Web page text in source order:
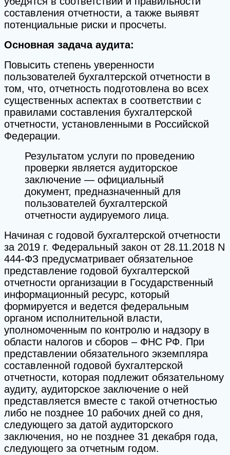
составления отчетности, а также выявят
потенциальные риски и просчеты.
Основная задача аудита:
Повысить степень уверенности
пользователей бухгалтерской отчетности в
том, что, отчетность подготовлена во всех
существенных аспектах в соответствии с
правилами составления бухгалтерской
отчетности, установленными в Российской
Федерации.
Результатом услуги по проведению
проверки является аудиторское
заключение — официальный
документ, предназначенный для
пользователей бухгалтерской
отчетности аудируемого лица.
Начиная с годовой бухгалтерской отчетности
за 2019 г. Федеральный закон от 28.11.2018 N
444-ФЗ предусматривает обязательное
представление годовой бухгалтерской
отчетности организации в Государственный
информационный ресурс, который
формируется и ведется федеральным
органом исполнительной власти,
уполномоченным по контролю и надзору в
области налогов и сборов – ФНС РФ. При
представлении обязательного экземпляра
составленной годовой бухгалтерской
отчетности, которая подлежит обязательному
аудиту, аудиторское заключение о ней
представляется вместе с такой отчетностью
либо не позднее 10 рабочих дней со дня,
следующего за датой аудиторского
заключения, но не позднее 31 декабря года,
следующего за отчетным годом.